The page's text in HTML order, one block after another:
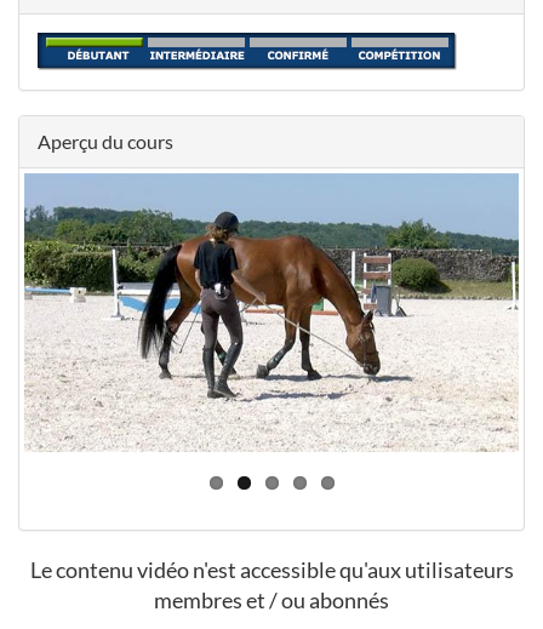
Aperçu du cours
Le contenu vidéo n'est accessible qu'aux utilisateurs
membres et / ou abonnés